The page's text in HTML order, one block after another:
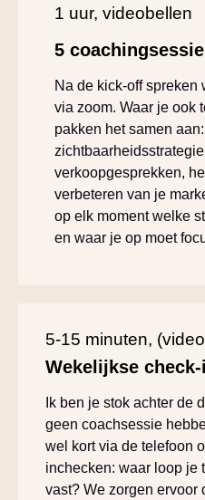
1 uur, videobellen
5
Na de kick-off spreken
via zoom. Waar je ook
pakken het samen
verkoopgesprekken,
verbeteren van je
op elk moment welke
en waar je op moet
5-15 minuten,
Wekelijkse
Ik ben je stok achter de
geen coachsessie
wel kort via de telefoon
inchecken: waar loop je
vast? We zorgen ervoor